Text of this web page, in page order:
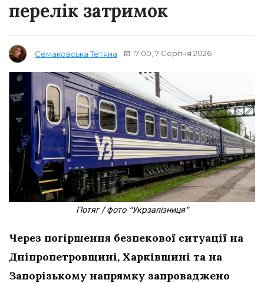
перелік затримок
Семаковська Тетяна 17:00, 7 Серпня 2026
Потяг / фото “Укрзалізниця”
Через погіршення безпекової ситуації на
Дніпропетровщині, Харківщині та на
Запорізькому напрямку запроваджено